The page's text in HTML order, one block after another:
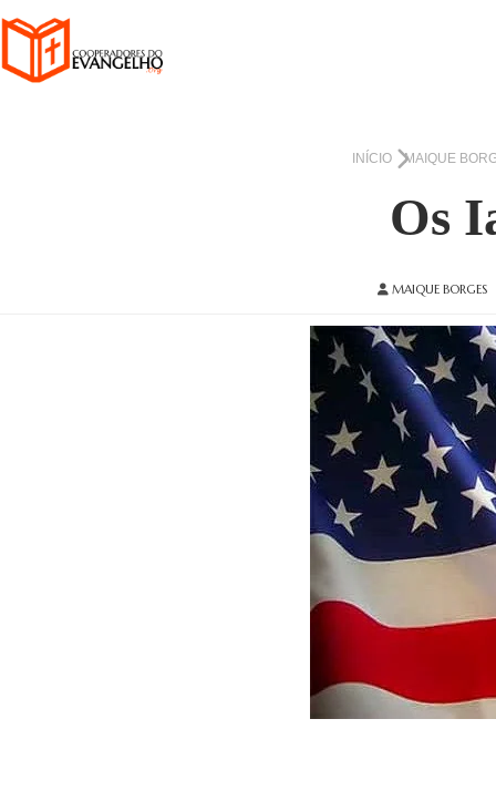
INÍCIO MAIQUE
Os
MAIQUE BORGES